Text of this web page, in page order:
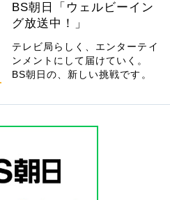
BS朝日「ウェルビーイン
グ放送中！」
テレビ局らしく、エンターテイ
ンメントにして届けていく。
BS朝日の、新しい挑戦です。